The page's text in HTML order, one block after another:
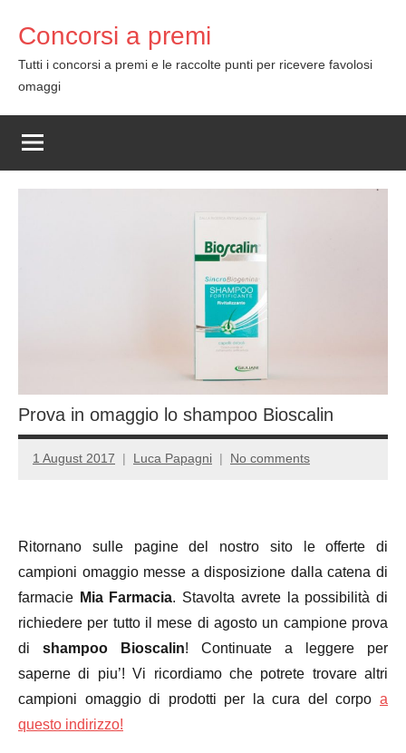
content
Concorsi a premi
Tutti i concorsi a premi e le raccolte punti per ricevere favolosi
omaggi
Prova in omaggio lo shampoo Bioscalin
1 August 2017 Luca Papagni No comments
Ritornano sulle pagine del nostro sito le offerte di
campioni omaggio messe a disposizione dalla catena di
farmacie Mia Farmacia. Stavolta avrete la possibilità di
richiedere per tutto il mese di agosto un campione prova
di shampoo Bioscalin! Continuate a leggere per
saperne di piu’! Vi ricordiamo che potrete trovare altri
campioni omaggio di prodotti per la cura del corpo a
questo indirizzo!